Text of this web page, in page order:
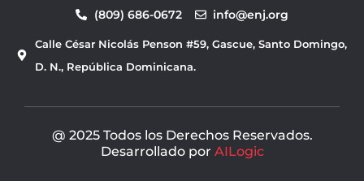
b
o
o
t
b
(809) 686-0672 info@enj.org
Calle César Nicolás Penson #59, Gascue, Santo Domingo,
D. N., República Dominicana.
@ 2025 Todos los Derechos Reservados.
Desarrollado por AILogic